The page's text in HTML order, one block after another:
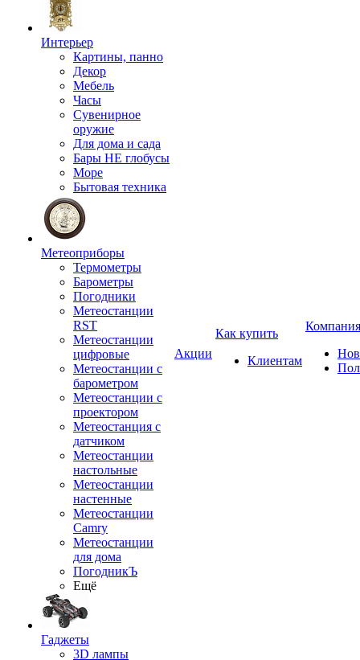
Интерьер
Картины, панно
Декор
Мебель
Часы
Сувенирное
оружие
Для дома и сада
Бары НЕ глобусы
Море
Бытовая техника
Метеоприборы
Термометры
Барометры
Погодники
Метеостанции
RST
Метеостанции
цифровые
Метеостанции с
барометром
Метеостанции с
проектором
Метеостанция с
датчиком
Метеостанции
настольные
Метеостанции
настенные
Метеостанции
Camry
Метеостанции
для дома
ПогодникЪ
Ещё
Гаджеты
3D лампы
Акции
Как купить
Клиентам
Компания